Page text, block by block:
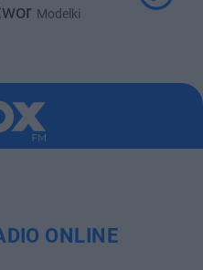
Modelki
ONLINE